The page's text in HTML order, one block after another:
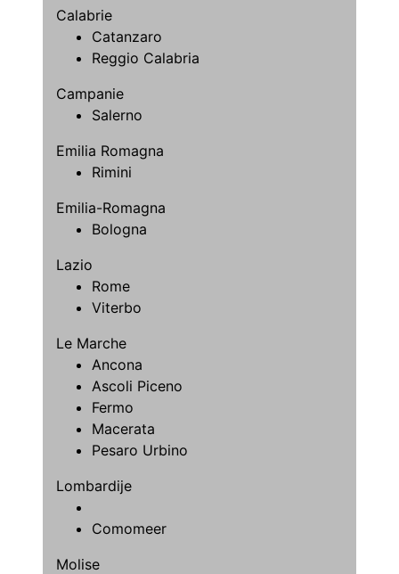
Calabrie
Catanzaro
Reggio Calabria
Campanie
Salerno
Emilia Romagna
Rimini
Emilia-Romagna
Bologna
Lazio
Rome
Viterbo
Le Marche
Ancona
Ascoli Piceno
Fermo
Macerata
Pesaro Urbino
Lombardije
Comomeer
Molise